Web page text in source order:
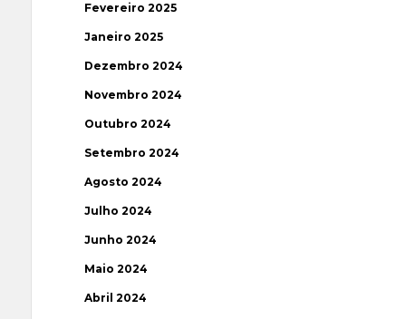
Fevereiro 2025
Janeiro 2025
Dezembro 2024
Novembro 2024
Outubro 2024
Setembro 2024
Agosto 2024
Julho 2024
Junho 2024
Maio 2024
Abril 2024